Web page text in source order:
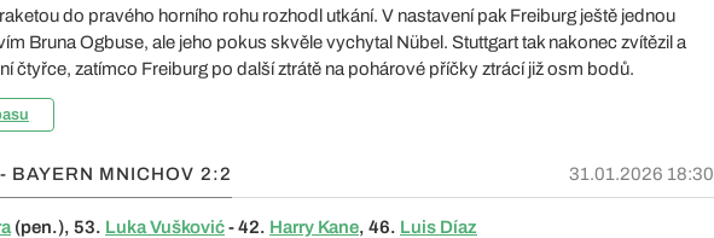
do pravého horního rohu rozhodl utkání. V nastavení pak Freiburg ještě jednou
Bruna Ogbuse, ale jeho pokus skvěle vychytal Nübel. Stuttgart tak nakonec zvítězil a
čtyřce, zatímco Freiburg po další ztrátě na pohárové příčky ztrácí již osm bodů.
BAYERN MNICHOV 2:2 31.01.2026 18:30
(pen.), 53. Luka Vušković- 42. Harry Kane, 46. Luis Díaz